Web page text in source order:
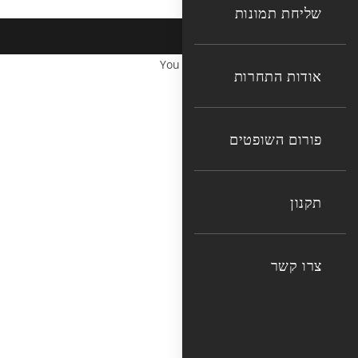
שליחת תמונות
אודות התחרות
פורום השופטים
תקנון
צרו קשר
You cannot copy content of this page